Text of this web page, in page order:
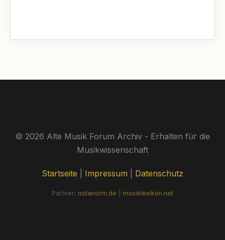
© 2026 Alte Musik Forum Archiv - Erhalten für die
Musikwissenschaft
Startseite Impressum Datenschutz
Partner: notanorm.de musiklexikon.net